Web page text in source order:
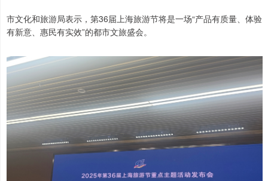
市文化和旅游局表示，第36届上海旅游节将是一场“产品有质量、体验
有新意、惠民有实效”的都市文旅盛会。